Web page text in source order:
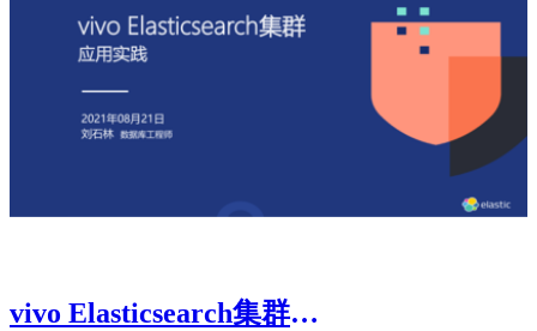
vivo Elasticsearch集群应用实践